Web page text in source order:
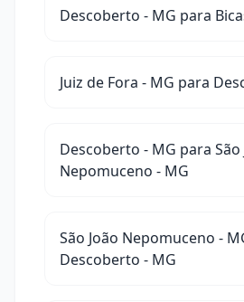
Descoberto - MG para
Juiz de Fora - MG para
Descoberto - MG para São
Nepomuceno - MG
São João Nepomuceno -
Descoberto - MG